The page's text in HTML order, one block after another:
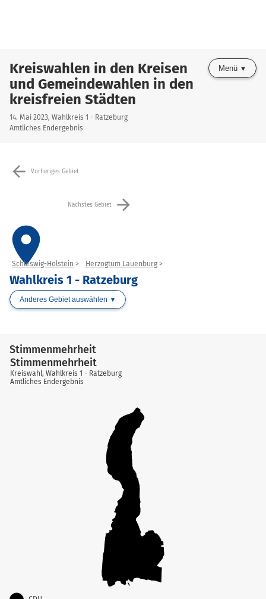
Kreiswahlen in den Kreisen
und Gemeindewahlen in den
kreisfreien Städten
14. Mai 2023, Wahlkreis 1 - Ratzeburg
Amtliches Endergebnis
Menü
arrow_back Vorheriges Gebiet
Nächstes Gebiet arrow_forward
place
Schleswig-Holstein Herzogtum Lauenburg
Wahlkreis 1 - Ratzeburg
Anderes Gebiet auswählen
Stimmenmehrheit
Stimmenmehrheit
Kreiswahl, Wahlkreis 1 - Ratzeburg
Amtliches Endergebnis